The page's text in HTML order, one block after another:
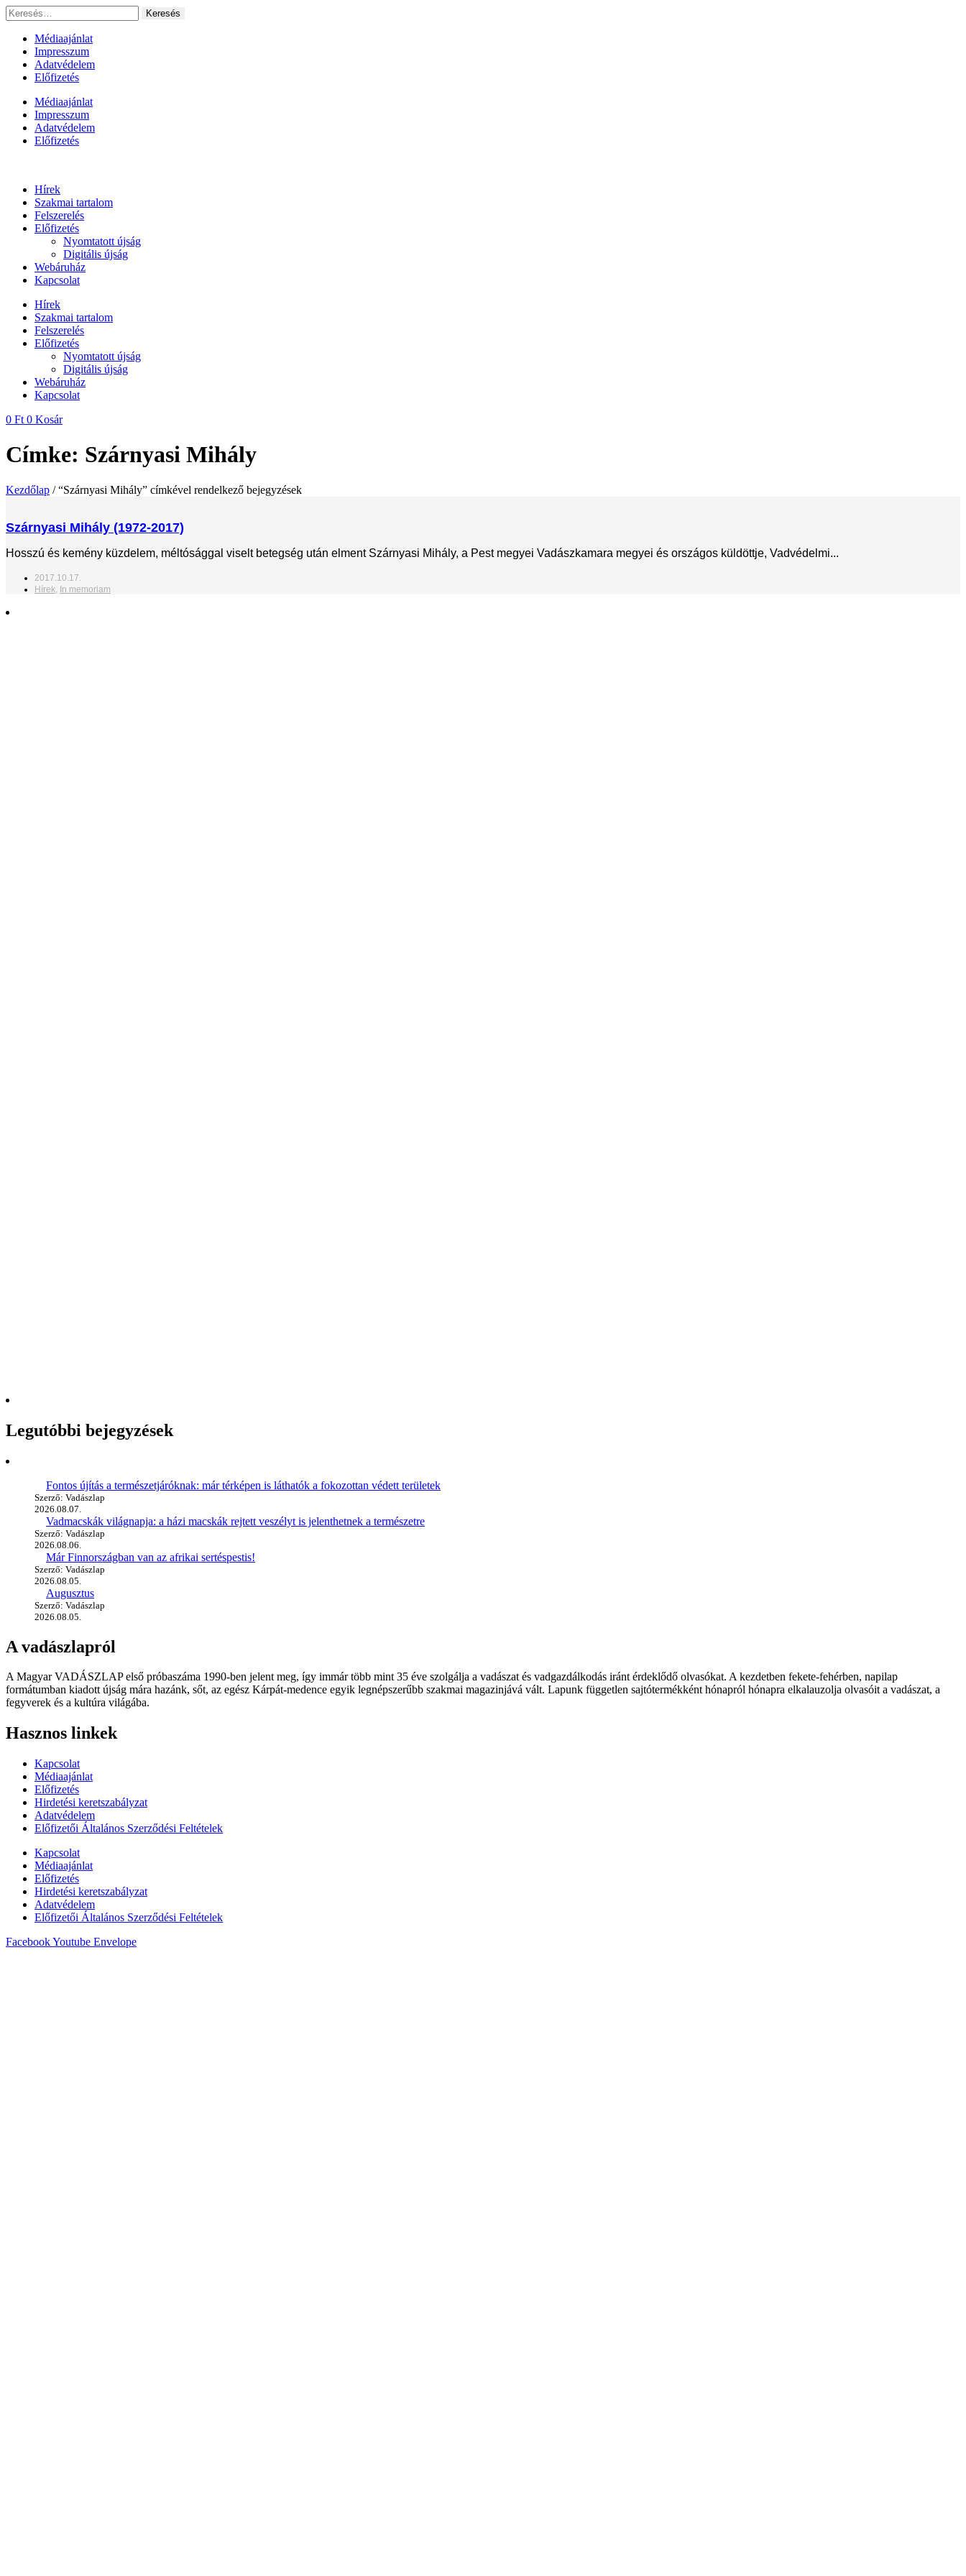
Ugrás
a
tartalomhoz
Keresés:
Médiaajánlat
Impresszum
Adatvédelem
Előfizetés
Médiaajánlat
Impresszum
Adatvédelem
Előfizetés
Hírek
Szakmai tartalom
Felszerelés
Előfizetés
Nyomtatott újság
Digitális újság
Webáruház
Kapcsolat
Hírek
Szakmai tartalom
Felszerelés
Előfizetés
Nyomtatott újság
Digitális újság
Webáruház
Kapcsolat
0 Ft 0 Kosár
Címke: Szárnyasi Mihály
Kezdőlap / “Szárnyasi Mihály” címkével rendelkező bejegyzések
Szárnyasi Mihály (1972-2017)
Hosszú és kemény küzdelem, méltósággal viselt betegség után elment Szárnyasi Mihály, a Pest megyei Vadászkamara megyei és országos küldöttje, Vadvédelmi...
2017.10.17.
Hírek, In memoriam
Legutóbbi bejegyzések
Fontos újítás a természetjáróknak: már térképen is láthatók a fokozottan védett területek
Szerző: Vadászlap
2026.08.07.
Vadmacskák világnapja: a házi macskák rejtett veszélyt is jelenthetnek a természetre
Szerző: Vadászlap
2026.08.06.
Már Finnországban van az afrikai sertéspestis!
Szerző: Vadászlap
2026.08.05.
Augusztus
Szerző: Vadászlap
2026.08.05.
A vadászlapról
A Magyar VADÁSZLAP első próbaszáma 1990-ben jelent meg, így immár több mint 35 éve szolgálja a vadászat és vadgazdálkodás iránt érdeklődő olvasókat. A kezdetben fekete-fehérben, napilap
formátumban kiadott újság mára hazánk, sőt, az egész Kárpát-medence egyik legnépszerűbb szakmai magazinjává vált. Lapunk független sajtótermékként hónapról hónapra elkalauzolja olvasóit a vadászat, a
fegyverek és a kultúra világába.
Hasznos linkek
Kapcsolat
Médiaajánlat
Előfizetés
Hirdetési keretszabályzat
Adatvédelem
Előfizetői Általános Szerződési Feltételek
Kapcsolat
Médiaajánlat
Előfizetés
Hirdetési keretszabályzat
Adatvédelem
Előfizetői Általános Szerződési Feltételek
FacebookYoutube Envelope